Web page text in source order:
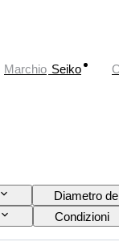
Marchio Seiko
Diametro
Condizioni
Materiale